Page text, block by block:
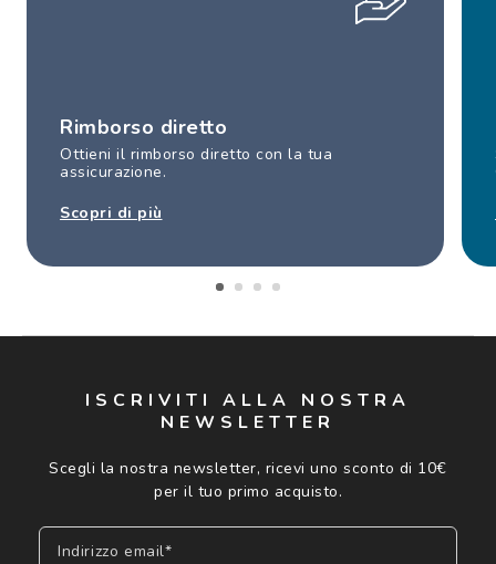
Rimborso diretto
Ottieni il rimborso diretto con la tua
assicurazione.
Scopri di più
ISCRIVITI ALLA NOSTRA
NEWSLETTER
Scegli la nostra newsletter, ricevi uno sconto di 10€
per il tuo primo acquisto.
Indirizzo email*